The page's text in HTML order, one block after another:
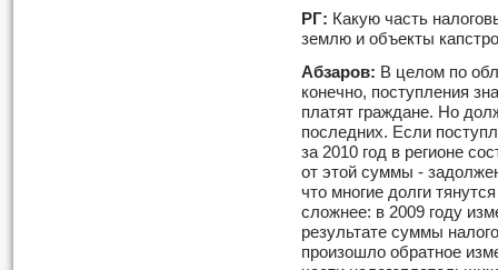
РГ: Какую часть
землю и объекты
Абзаров: В целом по
конечно, поступления
платят граждане. Но
последних. Если
за 2010 год в регионе
от этой суммы -
что многие долги
сложнее: в 2009 году
результате суммы
произошло обратное